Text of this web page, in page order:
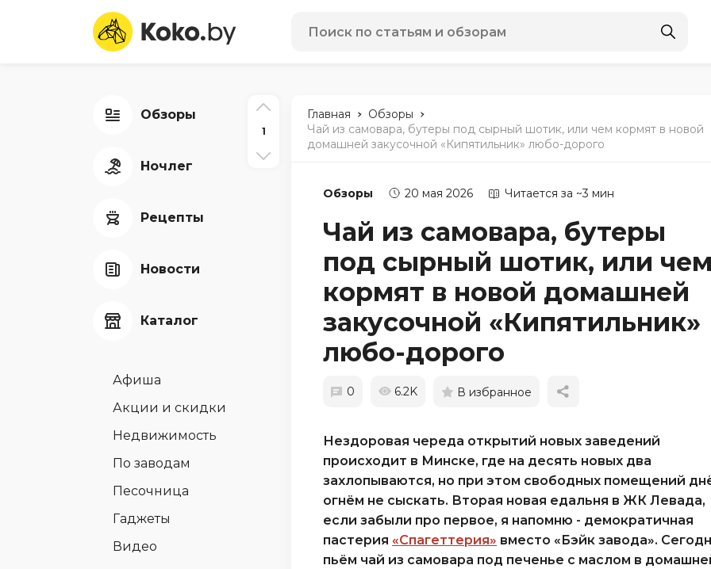
Обзоры
Ночлег
Рецепты
Новости
Каталог
Афиша
Акции и скидки
Недвижимость
По заводам
Песочница
Гаджеты
Видео
1
Главная - Обзоры -
Чай из самовара, бутеры под сырный шотик, или чем кормят в новой
домашней закусочной «Кипятильник» любо-дорого
Обзоры 20 мая 2026 Читается за ~3 мин
Чай из самовара, бутеры
под сырный шотик, или
кормят в новой домашней
закусочной «Кипятильник»
любо-дорого
0 6.2K В избранное
Нездоровая череда открытий новых заведений
происходит в Минске, где на десять новых два
захлопываются, но при этом свободных помещений
огнём не сыскать. Вторая новая едальня в ЖК Левада,
если забыли про первое, я напомню - демократичная
пастерия «Спагеттерия» вместо «Бэйк завода».
пьём чай из самовара под печенье с маслом в